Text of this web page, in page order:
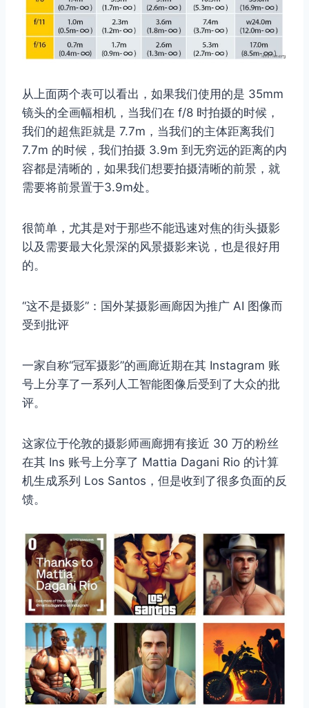
从上面两个表可以看出，如果我们使用的是 35mm
镜头的全画幅相机，当我们在 f/8 时拍摄的时候，
我们的超焦距就是 7.7m，当我们的主体距离我们
7.7m 的时候，我们拍摄 3.9m 到无穷远的距离的内
容都是清晰的，如果我们想要拍摄清晰的前景，就
需要将前景置于3.9m处。
很简单，尤其是对于那些不能迅速对焦的街头摄影
以及需要最大化景深的风景摄影来说，也是很好用
的。
“这不是摄影”：国外某摄影画廊因为推广 AI 图像而
受到批评
一家自称“冠军摄影”的画廊近期在其 Instagram 账
号上分享了一系列人工智能图像后受到了大众的批
评。
这家位于伦敦的摄影师画廊拥有接近 30 万的粉丝
在其 Ins 账号上分享了 Mattia Dagani Rio 的计算
机生成系列 Los Santos，但是收到了很多负面的反
馈。